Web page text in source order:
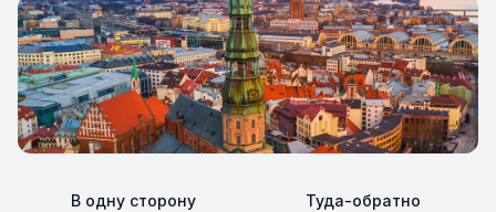
В одну сторону Туда-обратно